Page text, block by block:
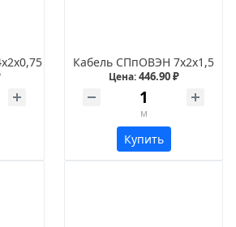
Кабель СПпОВЭН 7х2х1,5
Цена:446.90 ₽
м
Купить